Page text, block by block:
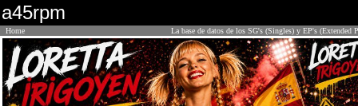
a45rpm
Home La base de datos de los SG's (Singles) y EP's (Extended